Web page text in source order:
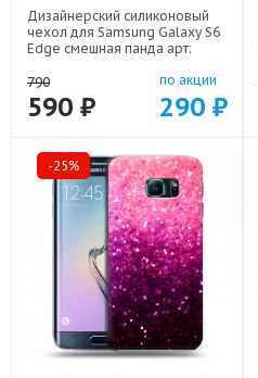
Дизайнерский силиконовый
чехол для Samsung Galaxy S6
Edge смешная панда арт:
790
590 ₽
по акции
290 ₽
-25%